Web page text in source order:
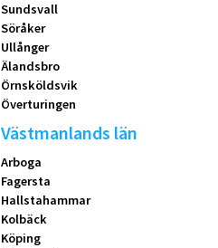
Sundsvall
Söråker
Ullånger
Älandsbro
Örnsköldsvik
Överturingen
Västmanlands län
Arboga
Fagersta
Hallstahammar
Kolbäck
Köping